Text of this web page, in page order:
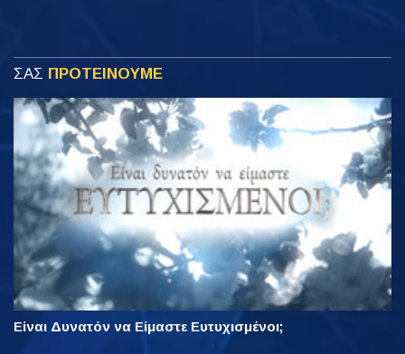
ΣΑΣ ΠΡΟΤΕΙΝΟΥΜΕ
Είναι Δυνατόν να Είμαστε Ευτυχισμένοι;